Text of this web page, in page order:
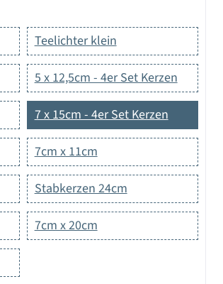
Teelichter klein
5 x 12,5cm - 4er Set Kerzen
7 x 15cm - 4er Set Kerzen
7cm x 11cm
Stabkerzen 24cm
7cm x 20cm